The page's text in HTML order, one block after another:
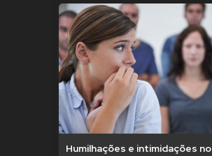
Humilhações e intimidações no